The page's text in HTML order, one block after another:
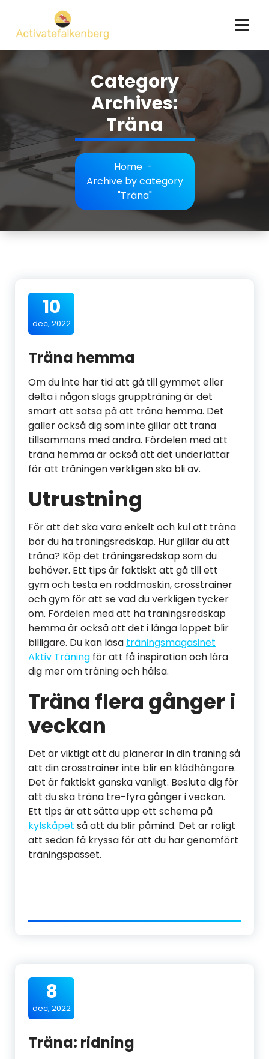
content
Category
Archives:
Träna
Home -
Archive by category
"Träna"
10
dec, 2022
Träna hemma
Om du inte har tid att gå till gymmet eller
delta i någon slags gruppträning är det
smart att satsa på att träna hemma. Det
gäller också dig som inte gillar att träna
tillsammans med andra. Fördelen med att
träna hemma är också att det underlättar
för att träningen verkligen ska bli av.
Utrustning
För att det ska vara enkelt och kul att träna
bör du ha träningsredskap. Hur gillar du att
träna? Köp det träningsredskap som du
behöver. Ett tips är faktiskt att gå till ett
gym och testa en roddmaskin, crosstrainer
och gym för att se vad du verkligen tycker
om. Fördelen med att ha träningsredskap
hemma är också att det i långa loppet blir
billigare. Du kan läsa träningsmagasinet
Aktiv Träning för att få inspiration och lära
dig mer om träning och hälsa.
Träna flera gånger i
veckan
Det är viktigt att du planerar in din träning så
att din crosstrainer inte blir en klädhängare.
Det är faktiskt ganska vanligt. Besluta dig för
att du ska träna tre-fyra gånger i veckan.
Ett tips är att sätta upp ett schema på
kylskåpet så att du blir påmind. Det är roligt
att sedan få kryssa för att du har genomfört
träningspasset.
8
dec, 2022
Träna: ridning